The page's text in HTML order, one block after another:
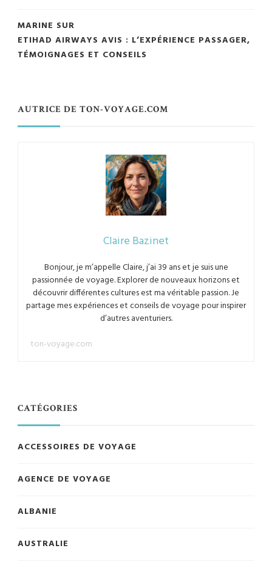
MARINE SUR
ETIHAD AIRWAYS AVIS : L’EXPÉRIENCE PASSAGER,
TÉMOIGNAGES ET CONSEILS
AUTRICE DE TON-VOYAGE.COM
Claire Bazinet
Bonjour, je m’appelle Claire, j’ai 39 ans et je suis une
passionnée de voyage. Explorer de nouveaux horizons et
découvrir différentes cultures est ma véritable passion. Je
partage mes expériences et conseils de voyage pour inspirer
d’autres aventuriers.
ton-voyage.com
CATÉGORIES
ACCESSOIRES DE VOYAGE
AGENCE DE VOYAGE
ALBANIE
AUSTRALIE